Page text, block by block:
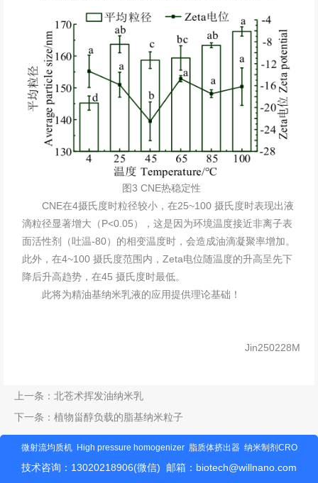
图3 CNE热稳定性
CNE在4摄氏度时粒径较小，在25~100 摄氏度时表现出液
滴粒径显著增大（P<0.05），这是因为环境温度接近非离子表
面活性剂（吐温-80）的相变温度时，会造成油滴凝聚率增加。
此外，在4~100 摄氏度范围内，Zeta电位随温度的升高呈先下
降后升高趋势，在45 摄氏度时最低。
此将为精油基纳米乳液的应用提供理论基础！
Jin250228M
上一条： 北苍术挥发油纳米乳
下一条： 植物甾醇负载的脂基纳米粒子
微射流均质机 High pressure homogenizer 脂质体挤出器 纳米制剂CRO
技术咨询：13020218906(微信) 邮箱： biotech@willnano.com